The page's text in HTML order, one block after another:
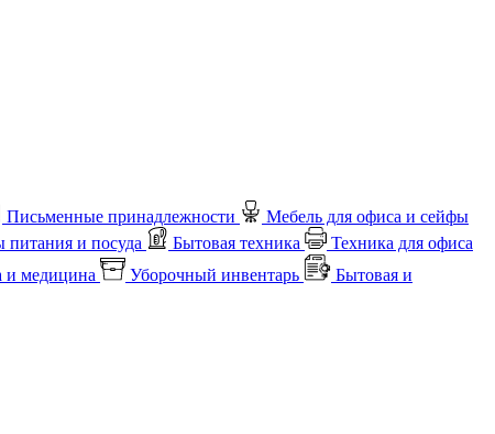
Письменные принадлежности
Мебель для офиса и сейфы
питания и посуда Бытовая техника
Техника для офиса
и медицина Уборочный инвентарь
Бытовая и